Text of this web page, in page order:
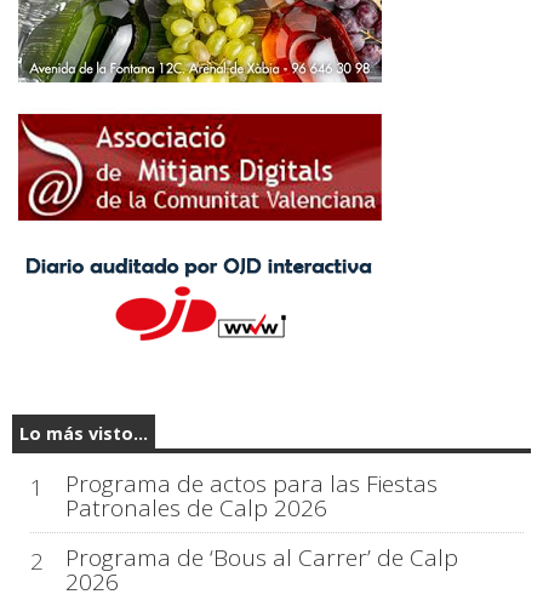
Lo más visto...
1 Programa de actos para las Fiestas
Patronales de Calp 2026
2
Programa de ‘Bous al Carrer’ de Calp
2026